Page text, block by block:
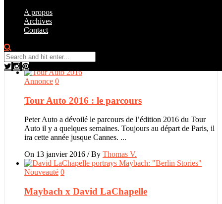
A propos
Archives
Contact
Browsing Tagauto
Annonce 0
Tour Auto 2016 : le parcours
Peter Auto a dévoilé le parcours de l’édition 2016 du Tour
Auto il y a quelques semaines. Toujours au départ de Paris, il
ira cette année jusque Cannes. ...
On 13 janvier 2016 /By Thomas V.
Nouveauté 0
Maybach x David LaChapelle